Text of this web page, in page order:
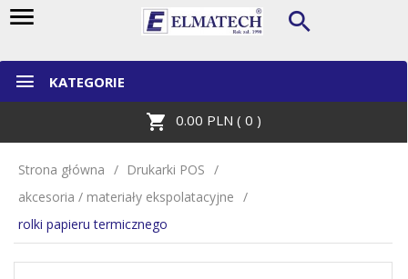
KATEGORIE
0.00 PLN ( 0 )
Strona główna
Drukarki POS
akcesoria / materiały ekspolatacyjne
rolki papieru termicznego